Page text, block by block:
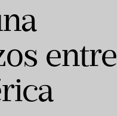
entre